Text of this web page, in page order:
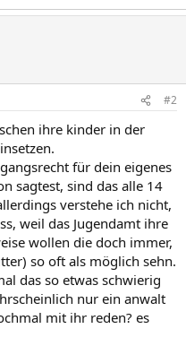
#2
ihre kinder in der
für dein eigenes
sagtest, sind das alle 14
verstehe ich nicht,
weil das Jugendamt ihre
wollen die doch immer,
so oft als möglich sehn.
das so etwas schwierig
nur ein anwalt
mit ihr reden? es